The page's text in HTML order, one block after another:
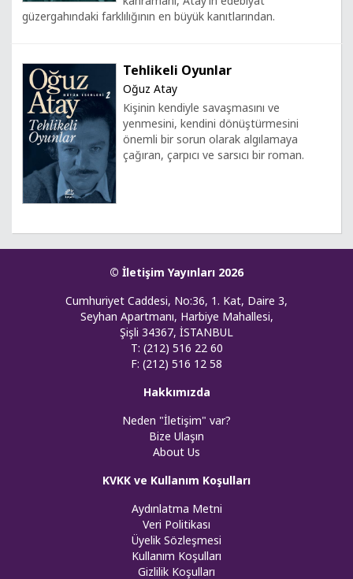
güzergahındaki farklılığının en büyük kanıtlarından.
Tehlikeli Oyunlar
Oğuz Atay
Kişinin kendiyle savaşmasını ve
yenmesini, kendini dönüştürmesini
önemli bir sorun olarak algılamaya
çağıran, çarpıcı ve sarsıcı bir roman.
© İletişim Yayınları 2026
Cumhuriyet Caddesi, No:36, 1. Kat, Daire 3,
Seyhan Apartmanı, Harbiye Mahallesi,
Şişli 34367, İSTANBUL
T: (212) 516 22 60
F: (212) 516 12 58
Hakkımızda
Neden "İletişim" var?
Bize Ulaşın
About Us
KVKK ve Kullanım Koşulları
Aydınlatma Metni
Veri Politikası
Üyelik Sözleşmesi
Kullanım Koşulları
Gizlilik Koşulları